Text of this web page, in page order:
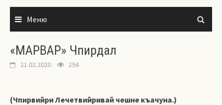
Меню
«МАРВАР» Чпирдал
21.02.2020 294
(Чпирвийри Лечетвийривай чешне къачуна.)